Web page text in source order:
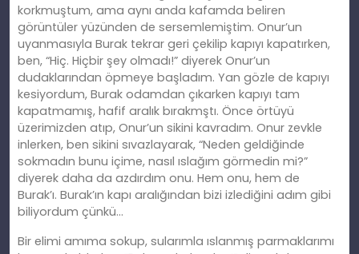
korkmuştum, ama aynı anda kafamda beliren
görüntüler yüzünden de sersemlemiştim. Onur’un
uyanmasıyla Burak tekrar geri çekilip kapıyı kapatırken,
ben, “Hiç. Hiçbir şey olmadı!” diyerek Onur’un
dudaklarından öpmeye başladım. Yan gözle de kapıyı
kesiyordum, Burak odamdan çıkarken kapıyı tam
kapatmamış, hafif aralık bırakmştı. Önce örtüyü
üzerimizden atıp, Onur’un sikini kavradım. Onur zevkle
inlerken, ben sikini sıvazlayarak, “Neden geldiğinde
sokmadın bunu içime, nasıl ıslağım görmedin mi?”
diyerek daha da azdırdım onu. Hem onu, hem de
Burak’ı. Burak’ın kapı aralığından bizi izlediğini adım gibi
biliyordum çünkü…
Bir elimi amıma sokup, sularımla ıslanmış parmaklarımı